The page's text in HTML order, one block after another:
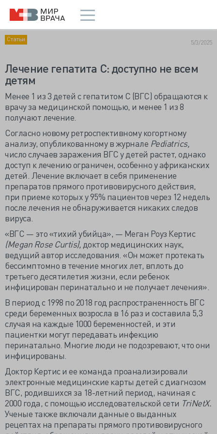
Статьи 5/3/2025
Лечение гепатита С: доступно не всем
детям
Менее 1 из 3 детей с гепатитом С (ВГС) обращаются к
врачу за медицинской помощью, и менее 1 из 8
получают лечение.
Согласно новому ретроспективному когортному
анализу, опубликованному в журнале Pediatrics,
число случаев заражения ВГС у детей растет, однако
доступ к лечению ограничен, особенно у африканских
детей. Лечение включает в себя применение
препаратов прямого противовирусного действия,
при приеме которых у 95% пациентов через 12 недель
после лечения не обнаруживается никаких следов
вируса.
«ВГС — это «тихий убийца», — Меган Роуз Кертис
(Megan Rose Curtis), доктор медицинских наук,
ведущий автор исследования. «Он может протекать
бессимптомно в течение многих лет, вплоть до
третьего десятилетия жизни, если ребенок
инфицирован перинатально и не получает лечения».
В период с 1998 по 2018 год распространенность ВГС
среди беременных возросла в 16 раз и составила 5,3
случая на каждые 1000 беременностей, и эти
пациентки могут передавать инфекцию
перинатально. Многие люди не подозревают, что они
инфицированы.
Доктор Кертис и ее команда проанализировали
электронные медицинские карты детей с диагнозом
ВГС, родившихся за 18-летний период, начиная с
2000 года, с помощью исследовательской сети TriNetX.
Ученые также включали данные о выданных
рецептах на препараты прямого противовирусного